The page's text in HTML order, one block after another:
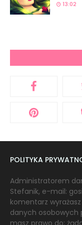
13:02
POLITYKA
Administratorem
Stefanik, e-mail:
komentarz
danych osobowych